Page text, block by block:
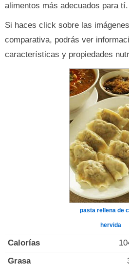
alimentos más adecuados para tí.
Si haces click sobre las
comparativa, podrás ver
características y propiedades
pasta rellena de
hervida
Calorías
Grasa